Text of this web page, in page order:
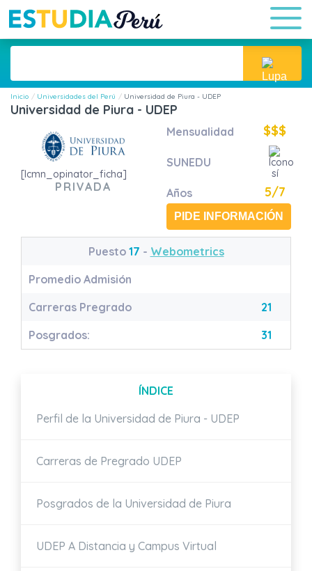
Inicio Universidades del Perú Universidad de Piura - UDEP
Universidad de Piura - UDEP
[lcmn_opinator_ficha]
PRIVADA
Mensualidad $$$
SUNEDU
Años 5/7
PIDE INFORMACIÓN
Puesto 17 - Webometrics
Promedio Admisión
Carreras Pregrado
21
Posgrados:
31
ÍNDICE
Perfil de la Universidad de Piura - UDEP
Carreras de Pregrado UDEP
Posgrados de la Universidad de Piura
UDEP A Distancia y Campus Virtual